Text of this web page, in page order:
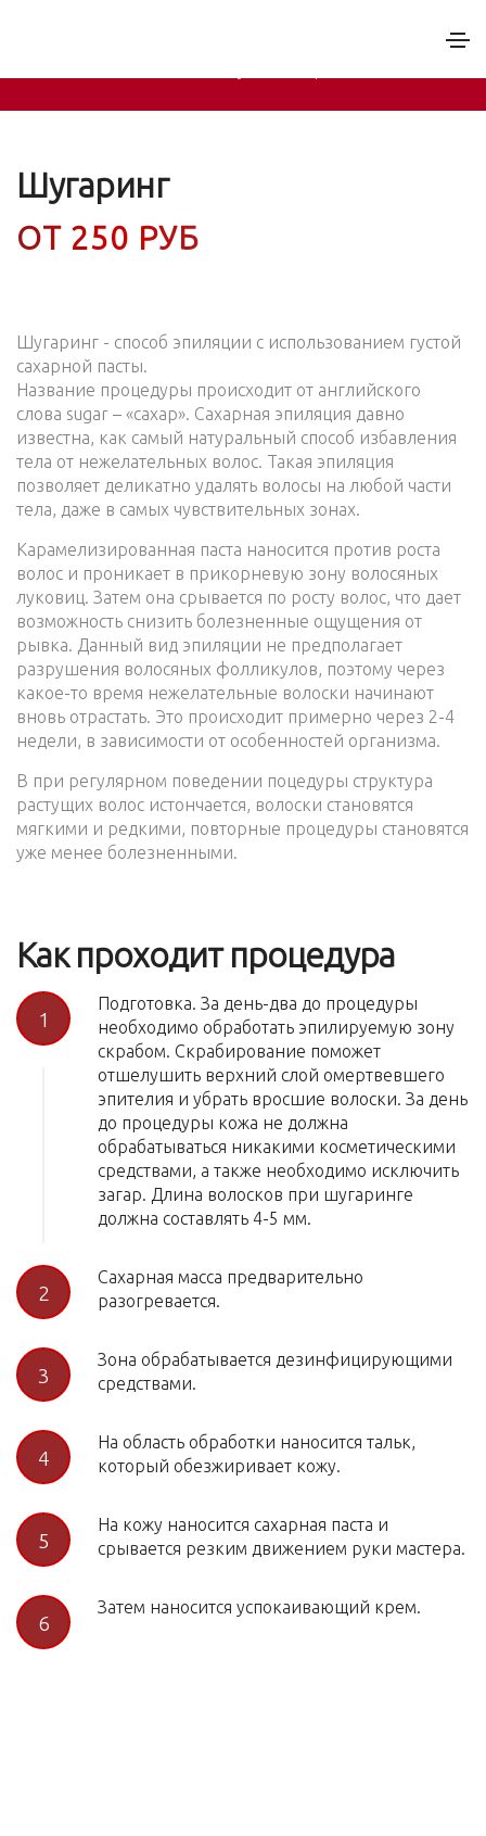
Шугаринг
ОТ 250 РУБ
Шугаринг - способ эпиляции с использованием густой
сахарной пасты.
Название процедуры происходит от английского
слова sugar – «сахар». Сахарная эпиляция давно
известна, как самый натуральный способ избавления
тела от нежелательных волос. Такая эпиляция
позволяет деликатно удалять волосы на любой части
тела, даже в самых чувствительных зонах.
Карамелизированная паста наносится против роста
волос и проникает в прикорневую зону волосяных
луковиц. Затем она срывается по росту волос, что дает
возможность снизить болезненные ощущения от
рывка. Данный вид эпиляции не предполагает
разрушения волосяных фолликулов, поэтому через
какое-то время нежелательные волоски начинают
вновь отрастать. Это происходит примерно через 2-4
недели, в зависимости от особенностей организма.
В при регулярном поведении поцедуры структура
растущих волос истончается, волоски становятся
мягкими и редкими, повторные процедуры становятся
уже менее болезненными.
Как проходит процедура
1
Подготовка. За день-два до процедуры
необходимо обработать эпилируемую зону
скрабом. Скрабирование поможет
отшелушить верхний слой омертвевшего
эпителия и убрать вросшие волоски. За день
до процедуры кожа не должна
обрабатываться никакими косметическими
средствами, а также необходимо исключить
загар. Длина волосков при шугаринге
должна составлять 4-5 мм.
2
Сахарная масса предварительно
разогревается.
3
Зона обрабатывается дезинфицирующими
средствами.
4
На область обработки наносится тальк,
который обезжиривает кожу.
5
На кожу наносится сахарная паста и
срывается резким движением руки мастера.
6
Затем наносится успокаивающий крем.